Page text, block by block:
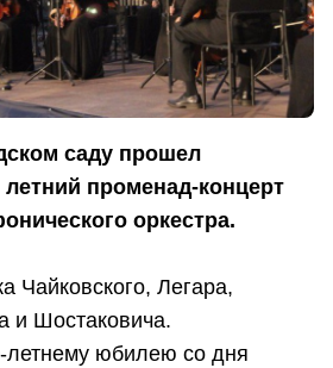
саду прошел
променад-концерт
оркестра.
Чайковского, Легара,
и Шостаковича.
юбилею со дня